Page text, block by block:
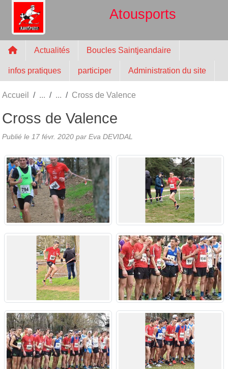
Atousports
Actualités Boucles Saintjeandaire
infos pratiques participer Administration du site
Accueil Cross de Valence
Cross de Valence
Publié le 17 févr. 2020 par Eva DEVIDAL
Panneau de gestion des cookies